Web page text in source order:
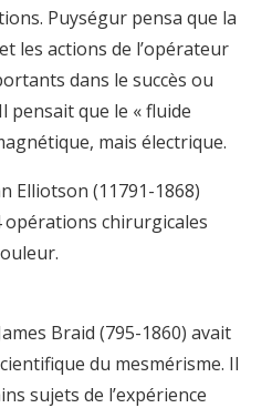
Puységur pensa que la
les actions de l’opérateur
dans le succès ou
pensait que le « fluide
mais électrique.
Elliotson (11791-1868)
chirurgicales
Braid (795-1860) avait
du mesmérisme. Il
sujets de l’expérience